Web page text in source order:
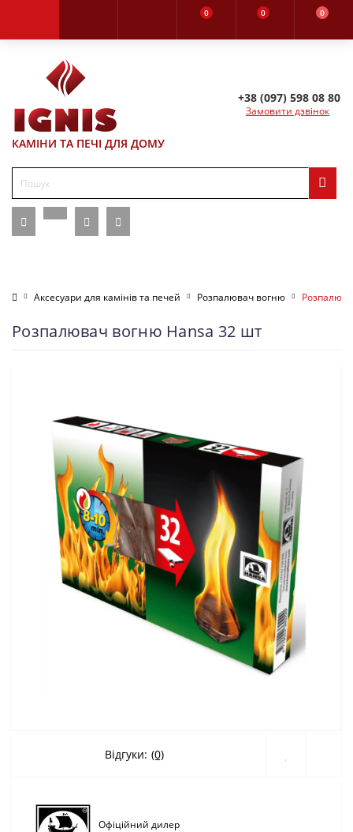
0 0 0
КАМІНИ ТА ПЕЧІ ДЛЯ ДОМУ
+38 (097) 598 08 80
Замовити дзвінок
Аксесуари для камінів та печей Розпалювач вогню
Розпалювач вогню Hansa 32 шт
Відгуки: (0)
Офіційний дилер